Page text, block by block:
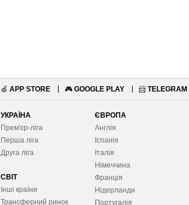
🍏 APP STORE 🎮 GOOGLE PLAY 📨 TELEGRAM
УКРАЇНА
Прем'єр-ліга
Перша ліга
Друга ліга
СВІТ
Інші країни
Трансферний ринок
ЄВРОПА
Англія
Іспанія
Італія
Німеччина
Франція
Нідерланди
Португалія